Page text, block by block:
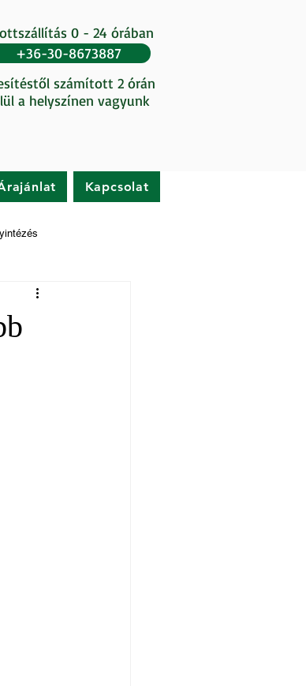
0 - 24 órában
számított 2 órán
a helyszínen vagyunk
+36-30-8673887
Kapcsolat